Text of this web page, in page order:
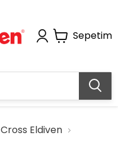
Sepetim
Cross Eldiven